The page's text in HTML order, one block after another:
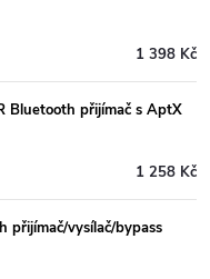
1 398 Kč
Bluetooth přijímač s AptX
1 258 Kč
přijímač/vysílač/bypass